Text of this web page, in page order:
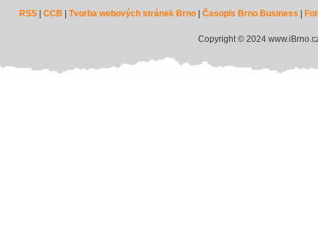
RSS |CCB |Tvorba webových stránek Brno |Časopis Brno Business
Copyright © 2024